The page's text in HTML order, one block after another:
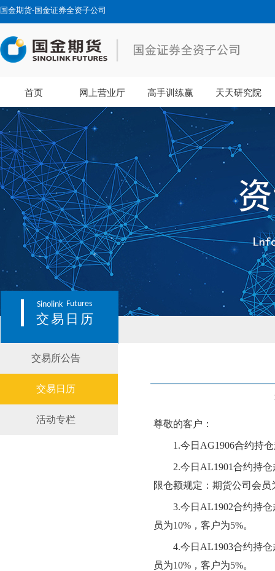
国金期货-国金证券全资子公司
首页 网上营业厅 高手训练赢 天天研究院
Sinolink Futures
交易日历
交易所公告
交易日历
活动专栏 尊敬的客户：
1.今日AG1906合约持
2.今日AL1901合约持
限仓额规定：期货公司会员
3.今日AL1902合约持
员为10%，客户为5%。
4.今日AL1903合约持
员为10%，客户为5%。